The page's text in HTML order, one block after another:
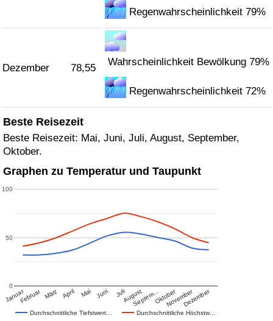
Regenwahrscheinlichkeit 79%
Dezember 78,55
Wahrscheinlichkeit Bewölkung 79%
Regenwahrscheinlichkeit 72%
Beste Reisezeit
Beste Reisezeit: Mai, Juni, Juli, August, September,
Oktober.
Graphen zu Temperatur und Taupunkt
Durchschnittliche Tiefstwert… Durchschnittliche Höchstw…
JanuarFebruar März April Mai Juni JuliAugustSeptem…OktoberNovemberDezember
0
50
100